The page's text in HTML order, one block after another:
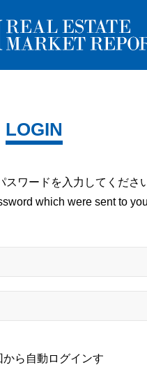
LOGIN
スワードを 入力してくださ
which were sent to
から自動ログインす